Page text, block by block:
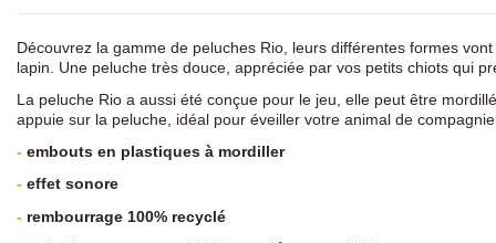
Découvrez la gamme de peluches Rio, leurs différentes formes
lapin. Une peluche très douce, appréciée par vos petits chiots qui
La peluche Rio a aussi été conçue pour le jeu, elle peut être
appuie sur la peluche, idéal pour éveiller votre animal de
- embouts en plastiques à mordiller
- effet sonore
- rembourrage 100% recyclé